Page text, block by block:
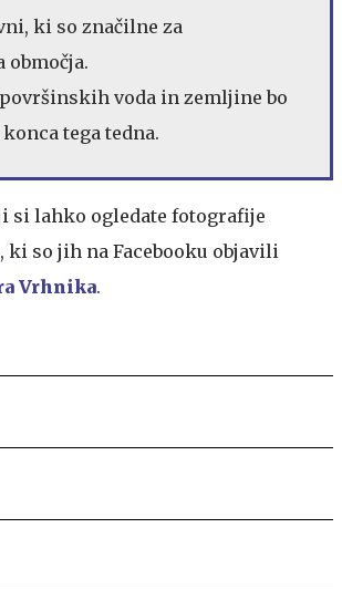
ki so značilne za
območja.
voda in zemljine bo
tega tedna.
si lahko ogledate fotografije
ki so jih na Facebooku objavili
Vrhnika.